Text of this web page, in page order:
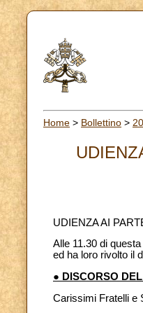
Home > Bollettino >
UDIENZA AI
Alle 11.30 di
ed ha loro rivolto il
● DISCORSO
Carissimi Fratelli e